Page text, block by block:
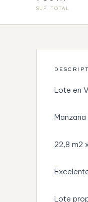
SUP. TOTAL
Lote en
22,8 m2
Lote